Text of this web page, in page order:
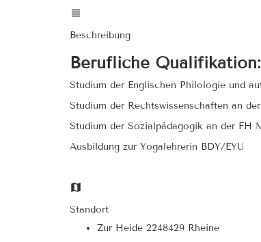
Beschreibung
Berufliche Qualifikation:
Studium der Englischen Philologie und
Studium der Rechtswissenschaften an
Studium der Sozialpädagogik an der FH
Ausbildung zur Yogalehrerin BDY/EYU
Standort
Zur Heide 2248429 Rheine